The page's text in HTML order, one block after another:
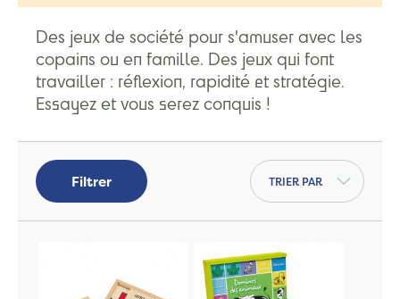
Des jeux de société pour s'amuser avec les
copains ou en famille. Des jeux qui font
travailler : réflexion, rapidité et stratégie.
Essayez et vous serez conquis !
Filtrer
Trier par